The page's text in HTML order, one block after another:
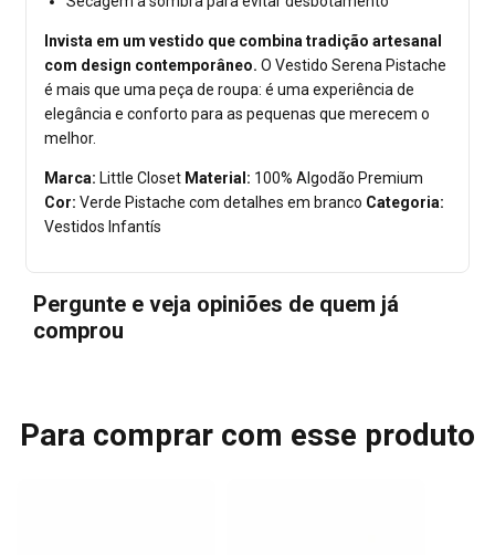
Invista em um vestido que combina tradição artesanal
com design contemporâneo. O Vestido Serena Pistache
é mais que uma peça de roupa: é uma experiência de
elegância e conforto para as pequenas que merecem o
melhor.
Marca: Little Closet Material: 100% Algodão Premium
Cor: Verde Pistache com detalhes em branco Categoria:
Vestidos Infantís
Pergunte e veja opiniões de quem já
comprou
Para comprar com esse produto